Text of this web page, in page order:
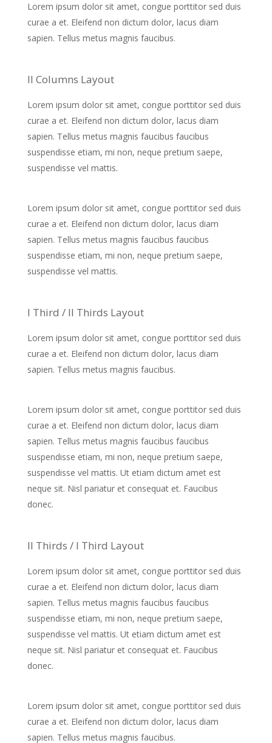
Lorem ipsum dolor sit amet, congue porttitor sed duis
curae a et. Eleifend non dictum dolor, lacus diam
sapien. Tellus metus magnis faucibus.
II Columns Layout
Lorem ipsum dolor sit amet, congue porttitor sed duis
curae a et. Eleifend non dictum dolor, lacus diam
sapien. Tellus metus magnis faucibus faucibus
suspendisse etiam, mi non, neque pretium saepe,
suspendisse vel mattis.
Lorem ipsum dolor sit amet, congue porttitor sed duis
curae a et. Eleifend non dictum dolor, lacus diam
sapien. Tellus metus magnis faucibus faucibus
suspendisse etiam, mi non, neque pretium saepe,
suspendisse vel mattis.
I Third / II Thirds Layout
Lorem ipsum dolor sit amet, congue porttitor sed duis
curae a et. Eleifend non dictum dolor, lacus diam
sapien. Tellus metus magnis faucibus.
Lorem ipsum dolor sit amet, congue porttitor sed duis
curae a et. Eleifend non dictum dolor, lacus diam
sapien. Tellus metus magnis faucibus faucibus
suspendisse etiam, mi non, neque pretium saepe,
suspendisse vel mattis. Ut etiam dictum amet est
neque sit. Nisl pariatur et consequat et. Faucibus
donec.
II Thirds / I Third Layout
Lorem ipsum dolor sit amet, congue porttitor sed duis
curae a et. Eleifend non dictum dolor, lacus diam
sapien. Tellus metus magnis faucibus faucibus
suspendisse etiam, mi non, neque pretium saepe,
suspendisse vel mattis. Ut etiam dictum amet est
neque sit. Nisl pariatur et consequat et. Faucibus
donec.
Lorem ipsum dolor sit amet, congue porttitor sed duis
curae a et. Eleifend non dictum dolor, lacus diam
sapien. Tellus metus magnis faucibus.